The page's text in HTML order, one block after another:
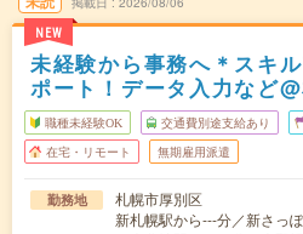
NEW
未経験から事務へ＊スキ
ポート！データ入力など
職種未経験OK 交通費別途支給あり
在宅・リモート 無期雇用派遣
勤務地
札幌市厚別区
新札幌駅から---分／新さっ